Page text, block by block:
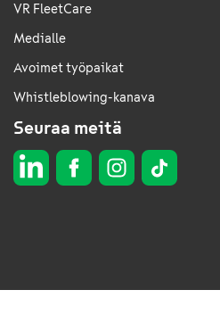
VR FleetCare
Medialle
Avoimet työpaikat
Whistleblowing-kanava
Seuraa meitä